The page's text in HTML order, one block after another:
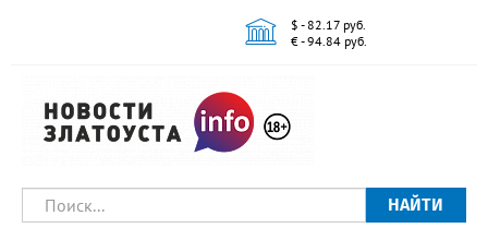
$ - 82.17 руб.
€ - 94.84 руб.
НАЙТИ